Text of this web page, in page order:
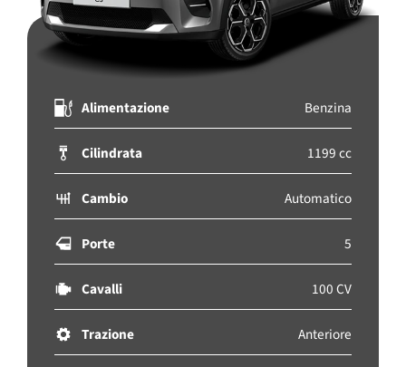
Alimentazione Benzina
Cilindrata 1199 cc
Cambio Automatico
Porte 5
Cavalli 100 CV
Trazione Anteriore